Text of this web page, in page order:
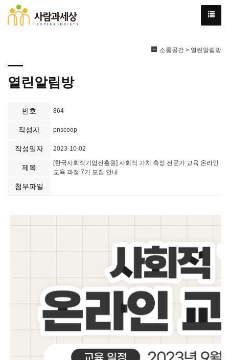
소통공간 > 열린알림방
열린알림방
번호 864
작성자 pnscoop
작성일자 2023-10-02
제목
[한국사회적기업진흥원] 사회적 가치 측정 전문가 교육 온라인
교육 과정 7기 모집 안내
첨부파일